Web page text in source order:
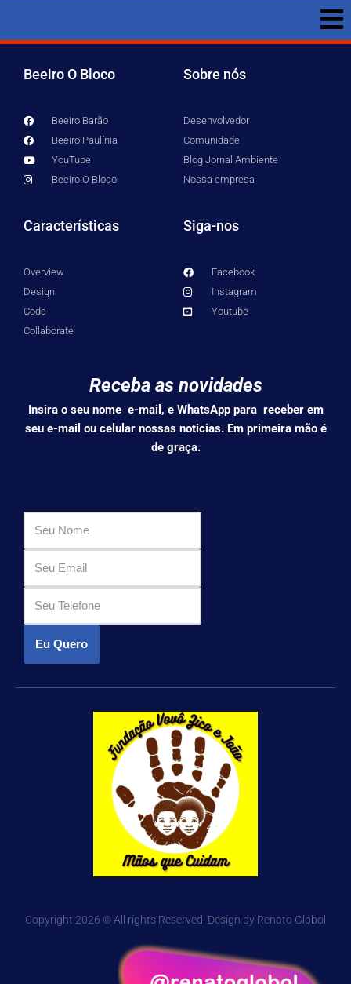
Beeiro O Bloco
Beeiro Barão
Beeiro Paulínia
YouTube
Beeiro O Bloco
Sobre nós
Desenvolvedor
Comunidade
Blog Jornal Ambiente
Nossa empresa
Características
Overview
Design
Code
Collaborate
Siga-nos
Facebook
Instagram
Youtube
Receba as novidades
Insira o seu nome e-mail, e WhatsApp para receber em
seu e-mail ou celular nossas noticias. Em primeira mão é
de graça.
Eu Quero
Copyright 2026 © All rights Reserved. Design by Renato Globol